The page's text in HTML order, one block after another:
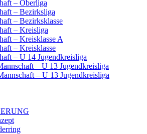
– Oberliga
– Bezirksliga
– Bezirksklasse
– Kreisliga
– Kreisklasse A
– Kreisklasse
– U 14 Jugendkreisliga
– U 13 Jugendkreisliga
– U 13 Jugendkreisliga